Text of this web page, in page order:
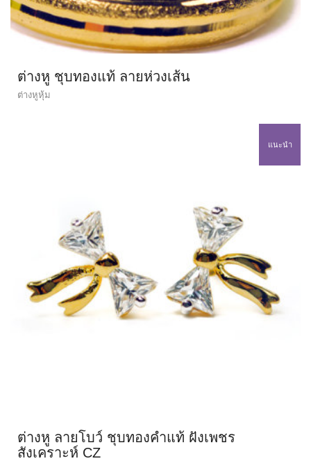
ต่างหู ชุบทองแท้ ลายห่วงเส้น
ต่างหูหุ้ม
แนะนำ
ต่างหู ลายโบว์ ชุบทองคำแท้ ฝังเพชร
สังเคราะห์ CZ